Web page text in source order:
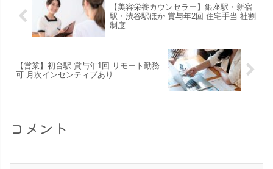
【美容栄養カウンセラー】銀座駅・新宿
駅・渋谷駅ほか 賞与年2回 住宅手当 社割
制度
【営業】初台駅 賞与年1回 リモート勤務
可 月次インセンティブあり
コメント